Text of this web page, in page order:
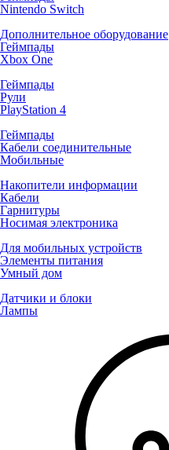
Nintendo Switch
Дополнительное оборудование
Геймпады
Xbox One
Геймпады
Рули
PlayStation 4
Геймпады
Кабели соединительные
Мобильные
Накопители информации
Кабели
Гарнитуры
Носимая электроника
Для мобильных устройств
Элементы питания
Умный дом
Датчики и блоки
Лампы